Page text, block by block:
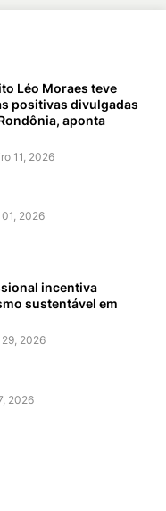
Léo Moraes teve
positivas divulgadas
aponta
11, 2026
2026
incentiva
sustentável em
2026
2026